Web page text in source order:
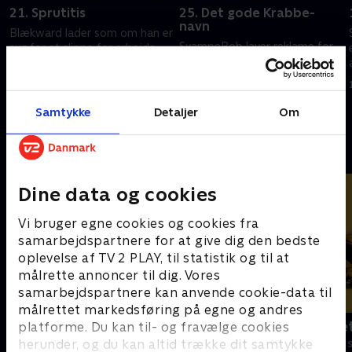
Samtykke Detaljer Om
Dine data og cookies
Vi bruger egne cookies og cookies fra
samarbejdspartnere for at give dig den bedste
oplevelse af TV 2 PLAY, til statistik og til at
målrette annoncer til dig. Vores
samarbejdspartnere kan anvende cookie-data til
målrettet markedsføring på egne og andres
platforme. Du kan til- og fravælge cookies
herunder, og du kan altid trække dit samtykke
21. Sprutitis
Blækward lader som om han er
syg for at slippe for arbejde.
25. Det gode Krabbe-
navn
SvampeBob laver reklame for
Den Knasende Krabbe. Hr.
Krabbe og Plankton prøver at
få hinandens restauranter
revet ned.
19. september 2023 • 22 min
Andre så også
F for får
Børneserier • 5 sæsoner
Spørg
Børneserier • 1